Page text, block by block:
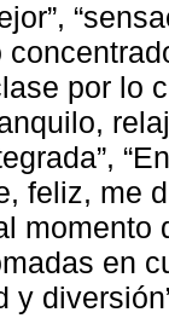
por lo
feliz, me
en
y